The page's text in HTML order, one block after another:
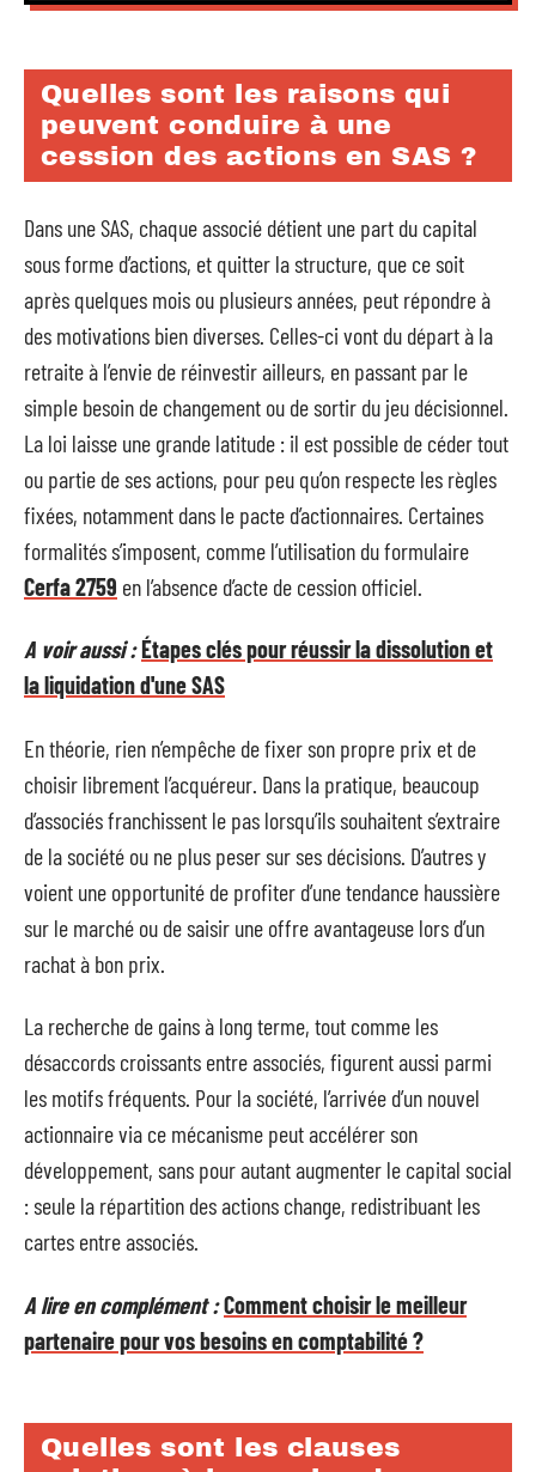
Quelles sont les raisons qui
peuvent conduire à une
cession des actions en SAS ?
Dans une SAS, chaque associé détient une part du capital
sous forme d’actions, et quitter la structure, que ce soit
après quelques mois ou plusieurs années, peut répondre à
des motivations bien diverses. Celles-ci vont du départ à la
retraite à l’envie de réinvestir ailleurs, en passant par le
simple besoin de changement ou de sortir du jeu décisionnel.
La loi laisse une grande latitude : il est possible de céder tout
ou partie de ses actions, pour peu qu’on respecte les règles
fixées, notamment dans le pacte d’actionnaires. Certaines
formalités s’imposent, comme l’utilisation du formulaire
Cerfa 2759 en l’absence d’acte de cession officiel.
A voir aussi :Étapes clés pour réussir la dissolution et
la liquidation d'une SAS
En théorie, rien n’empêche de fixer son propre prix et de
choisir librement l’acquéreur. Dans la pratique, beaucoup
d’associés franchissent le pas lorsqu’ils souhaitent s’extraire
de la société ou ne plus peser sur ses décisions. D’autres y
voient une opportunité de profiter d’une tendance haussière
sur le marché ou de saisir une offre avantageuse lors d’un
rachat à bon prix.
La recherche de gains à long terme, tout comme les
désaccords croissants entre associés, figurent aussi parmi
les motifs fréquents. Pour la société, l’arrivée d’un nouvel
actionnaire via ce mécanisme peut accélérer son
développement, sans pour autant augmenter le capital social
: seule la répartition des actions change, redistribuant les
cartes entre associés.
A lire en complément :Comment choisir le meilleur
partenaire pour vos besoins en comptabilité ?
Quelles sont les clauses